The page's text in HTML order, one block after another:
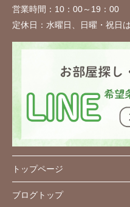
営業時間： 10：00～19：00
定休日： 水曜日、日曜・祝日
トップページ
ブログトップ